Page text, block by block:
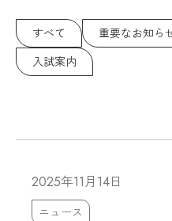
すべて 重要なお知ら
入試案内
2025年11月14日
ニュース